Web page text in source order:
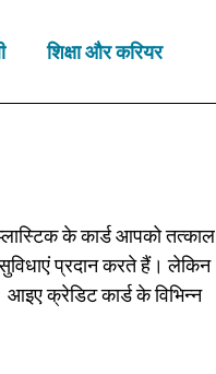
शिक्षा और करियर
के कार्ड आपको तत्काल
प्रदान करते हैं। लेकिन
क्रेडिट कार्ड के विभिन्न